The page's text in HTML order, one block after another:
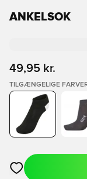
ANKELSOK
49,95 kr.
TILGÆNGELIGE
Åbner en Modal